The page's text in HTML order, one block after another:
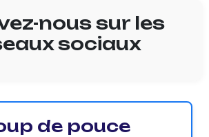
nous sur les
sociaux
de pouce